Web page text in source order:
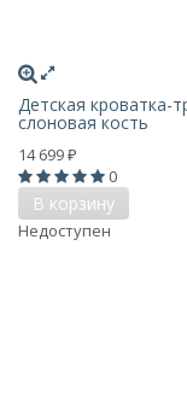
Детская кроватка-
слоновая кость
14 699 ₽
0
В корзину
Недоступен